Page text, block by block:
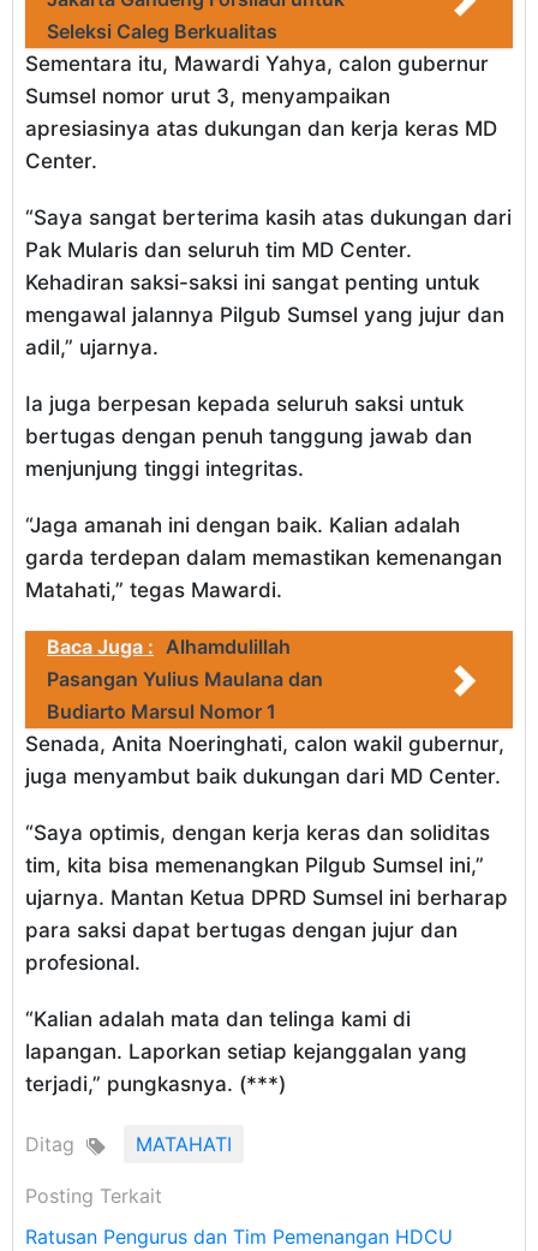
Seleksi Caleg Berkualitas
Sementara itu, Mawardi Yahya, calon gubernur
Sumsel nomor urut 3, menyampaikan
apresiasinya atas dukungan dan kerja keras MD
Center.
“Saya sangat berterima kasih atas dukungan dari
Pak Mularis dan seluruh tim MD Center.
Kehadiran saksi-saksi ini sangat penting untuk
mengawal jalannya Pilgub Sumsel yang jujur dan
adil,” ujarnya.
Ia juga berpesan kepada seluruh saksi untuk
bertugas dengan penuh tanggung jawab dan
menjunjung tinggi integritas.
“Jaga amanah ini dengan baik. Kalian adalah
garda terdepan dalam memastikan kemenangan
Matahati,” tegas Mawardi.
Baca Juga : Alhamdulillah
Pasangan Yulius Maulana dan
Budiarto Marsul Nomor 1
Senada, Anita Noeringhati, calon wakil gubernur,
juga menyambut baik dukungan dari MD Center.
“Saya optimis, dengan kerja keras dan soliditas
tim, kita bisa memenangkan Pilgub Sumsel ini,”
ujarnya. Mantan Ketua DPRD Sumsel ini berharap
para saksi dapat bertugas dengan jujur dan
profesional.
“Kalian adalah mata dan telinga kami di
lapangan. Laporkan setiap kejanggalan yang
terjadi,” pungkasnya. (***)
Ditag MATAHATI
Posting Terkait
Ratusan Pengurus dan Tim Pemenangan HDCU